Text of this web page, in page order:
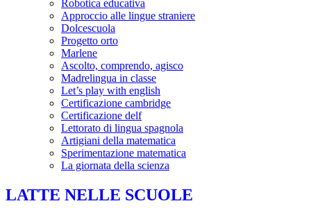
Robotica educativa
Approccio alle lingue straniere
Dolcescuola
Progetto orto
Marlene
Ascolto, comprendo, agisco
Madrelingua in classe
Let’s play with english
Certificazione cambridge
Certificazione delf
Lettorato di lingua spagnola
Artigiani della matematica
Sperimentazione matematica
La giornata della scienza
LATTE NELLE SCUOLE